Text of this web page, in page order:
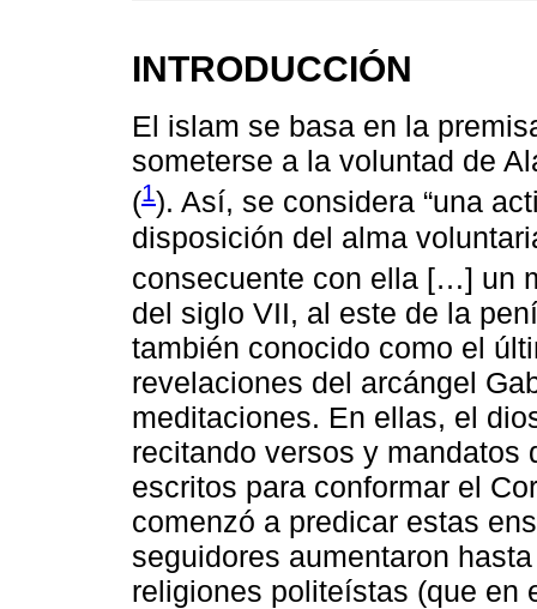
INTRODUCCIÓN
El islam se basa en la
someterse a la voluntad de
(1). Así, se considera “una
disposición del alma
consecuente con ella […] un
del siglo VII, al este de la
también conocido como el
revelaciones del arcángel
meditaciones. En ellas, el
recitando versos y mandatos
escritos para conformar el
comenzó a predicar estas
seguidores aumentaron
religiones politeístas (que en